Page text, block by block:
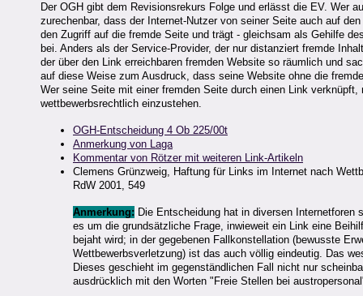
Der OGH gibt dem Revisionsrekurs Folge und erlässt die EV. Wer
zurechenbar, dass der Internet-Nutzer von seiner Seite auch auf
den Zugriff auf die fremde Seite und trägt - gleichsam als Gehilfe
bei. Anders als der Service-Provider, der nur distanziert fremde
der über den Link erreichbaren fremden Website so räumlich und
auf diese Weise zum Ausdruck, dass seine Website ohne die
Wer seine Seite mit einer fremden Seite durch einen Link
wettbewerbsrechtlich einzustehen.
OGH-Entscheidung 4 Ob 225/00t
Anmerkung von Laga
Kommentar von Rötzer mit weiteren Link-Artikeln
Clemens Grünzweig, Haftung für Links im Internet nach
RdW 2001, 549
Anmerkung: Die Entscheidung hat in diversen Internetforen
es um die grundsätzliche Frage, inwieweit ein Link eine
bejaht wird; in der gegebenen Fallkonstellation (bewusste
Wettbewerbsverletzung) ist das auch völlig eindeutig. Das
Dieses geschieht im gegenständlichen Fall nicht nur
ausdrücklich mit den Worten "Freie Stellen bei